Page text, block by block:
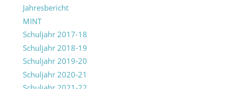
Jahresbericht
MINT
Schuljahr 2017-18
Schuljahr 2018-19
Schuljahr 2019-20
Schuljahr 2020-21